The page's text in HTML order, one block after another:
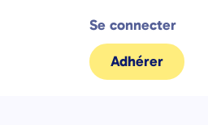
Se connecter
Adhérer